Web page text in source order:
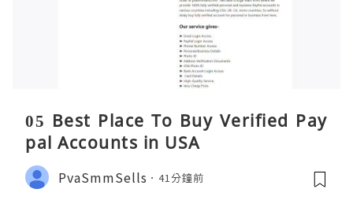
05 Best Place To Buy Verified Pay
pal Accounts in USA
PvaSmmSells 41分鐘前